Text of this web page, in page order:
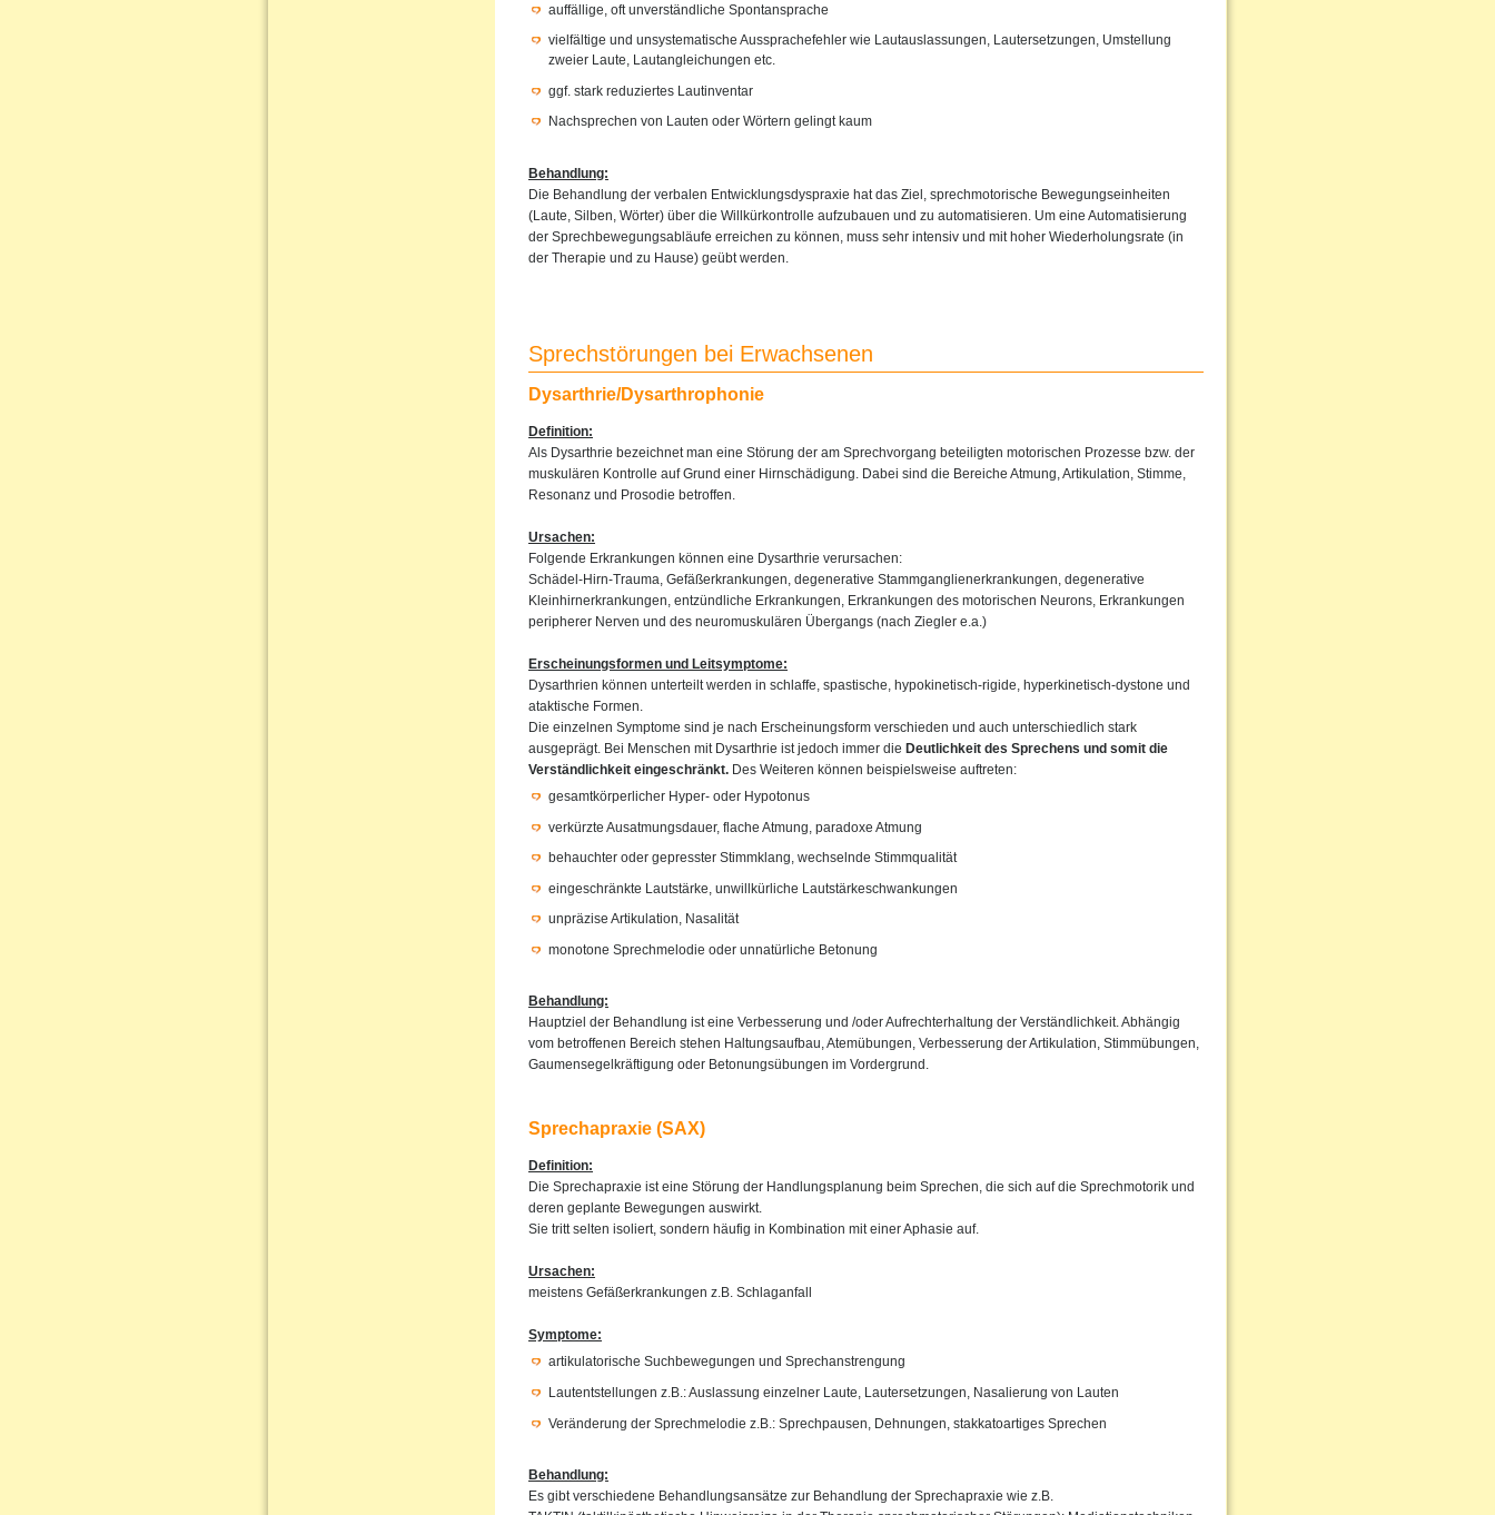
auffällige, oft unverständliche Spontansprache
vielfältige und unsystematische Aussprachefehler wie Lautauslassungen, Lautersetzungen, Umstellung
zweier Laute, Lautangleichungen etc.
ggf. stark reduziertes Lautinventar
Nachsprechen von Lauten oder Wörtern gelingt kaum
Behandlung:
Die Behandlung der verbalen Entwicklungsdyspraxie hat das Ziel, sprechmotorische Bewegungseinheiten
(Laute, Silben, Wörter) über die Willkürkontrolle aufzubauen und zu automatisieren. Um eine Automatisierung
der Sprechbewegungsabläufe erreichen zu können, muss sehr intensiv und mit hoher Wiederholungsrate (in
der Therapie und zu Hause) geübt werden.
Sprechstörungen bei Erwachsenen
Dysarthrie/Dysarthrophonie
Definition:
Als Dysarthrie bezeichnet man eine Störung der am Sprechvorgang beteiligten motorischen Prozesse bzw. der
muskulären Kontrolle auf Grund einer Hirnschädigung. Dabei sind die Bereiche Atmung, Artikulation, Stimme,
Resonanz und Prosodie betroffen.
Ursachen:
Folgende Erkrankungen können eine Dysarthrie verursachen:
Schädel-Hirn-Trauma, Gefäßerkrankungen, degenerative Stammganglienerkrankungen, degenerative
Kleinhirnerkrankungen, entzündliche Erkrankungen, Erkrankungen des motorischen Neurons, Erkrankungen
peripherer Nerven und des neuromuskulären Übergangs (nach Ziegler e.a.)
Erscheinungsformen und Leitsymptome:
Dysarthrien können unterteilt werden in schlaffe, spastische, hypokinetisch-rigide, hyperkinetisch-dystone und
ataktische Formen.
Die einzelnen Symptome sind je nach Erscheinungsform verschieden und auch unterschiedlich stark
ausgeprägt. Bei Menschen mit Dysarthrie ist jedoch immer die Deutlichkeit des Sprechens und somit die
Verständlichkeit eingeschränkt. Des Weiteren können beispielsweise auftreten:
gesamtkörperlicher Hyper- oder Hypotonus
verkürzte Ausatmungsdauer, flache Atmung, paradoxe Atmung
behauchter oder gepresster Stimmklang, wechselnde Stimmqualität
eingeschränkte Lautstärke, unwillkürliche Lautstärkeschwankungen
unpräzise Artikulation, Nasalität
monotone Sprechmelodie oder unnatürliche Betonung
Behandlung:
Hauptziel der Behandlung ist eine Verbesserung und /oder Aufrechterhaltung der Verständlichkeit. Abhängig
vom betroffenen Bereich stehen Haltungsaufbau, Atemübungen, Verbesserung der Artikulation, Stimmübungen,
Gaumensegelkräftigung oder Betonungsübungen im Vordergrund.
Sprechapraxie (SAX)
Definition:
Die Sprechapraxie ist eine Störung der Handlungsplanung beim Sprechen, die sich auf die Sprechmotorik und
deren geplante Bewegungen auswirkt.
Sie tritt selten isoliert, sondern häufig in Kombination mit einer Aphasie auf.
Ursachen:
meistens Gefäßerkrankungen z.B. Schlaganfall
Symptome:
artikulatorische Suchbewegungen und Sprechanstrengung
Lautentstellungen z.B.: Auslassung einzelner Laute, Lautersetzungen, Nasalierung von Lauten
Veränderung der Sprechmelodie z.B.: Sprechpausen, Dehnungen, stakkatoartiges Sprechen
Behandlung:
Es gibt verschiedene Behandlungsansätze zur Behandlung der Sprechapraxie wie z.B.